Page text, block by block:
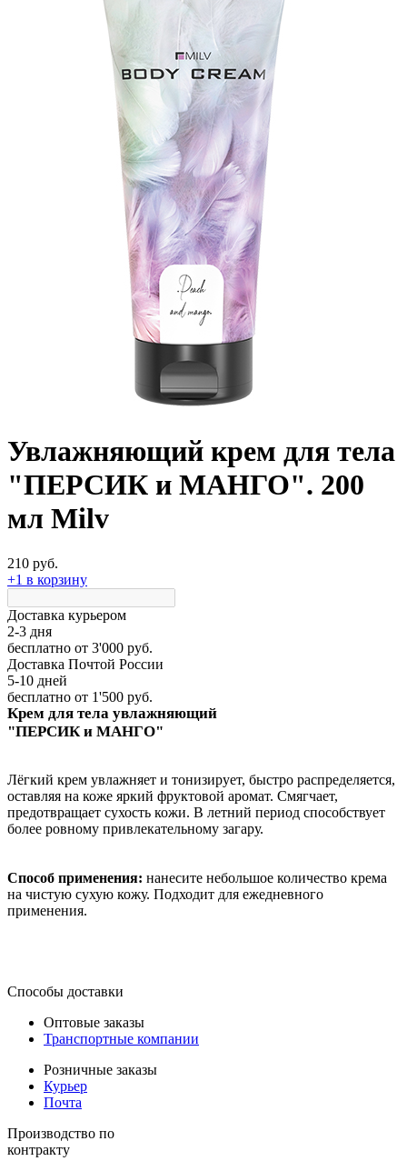
Увлажняющий крем для тела
"ПЕРСИК и МАНГО". 200
мл Milv
210 руб.
+1 в корзину
Доставка курьером
2-3 дня
бесплатно от 3'000 руб.
Доставка Почтой России
5-10 дней
бесплатно от 1'500 руб.
Крем для тела увлажняющий
"ПЕРСИК и МАНГО"
Лёгкий крем увлажняет и тонизирует, быстро распределяется,
оставляя на коже яркий фруктовой аромат. Смягчает,
предотвращает сухость кожи. В летний период способствует
более ровному привлекательному загару.
Способ применения: нанесите небольшое количество крема
на чистую сухую кожу. Подходит для ежедневного
применения.
Способы доставки
Оптовые заказы
Транспортные компании
Розничные заказы
Курьер
Почта
Производство по
контракту